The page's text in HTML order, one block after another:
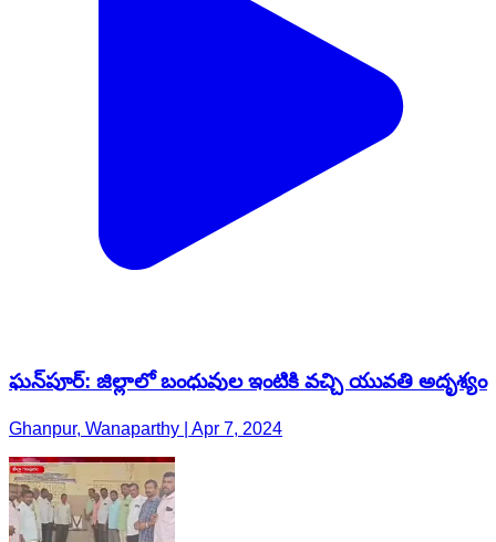
ఘన్‌పూర్: జిల్లాలో బంధువుల ఇంటికి వచ్చి యువతి అదృశ్యం
Ghanpur, Wanaparthy | Apr 7, 2024